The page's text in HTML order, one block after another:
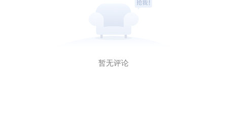
暂无评论